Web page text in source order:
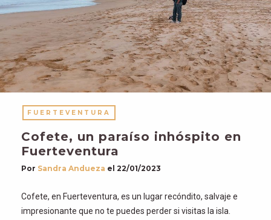
FUERTEVENTURA
Cofete, un paraíso inhóspito en
Fuerteventura
Por Sandra Andueza el 22/01/2023
Cofete, en Fuerteventura, es un lugar recóndito, salvaje e
impresionante que no te puedes perder si visitas la isla.